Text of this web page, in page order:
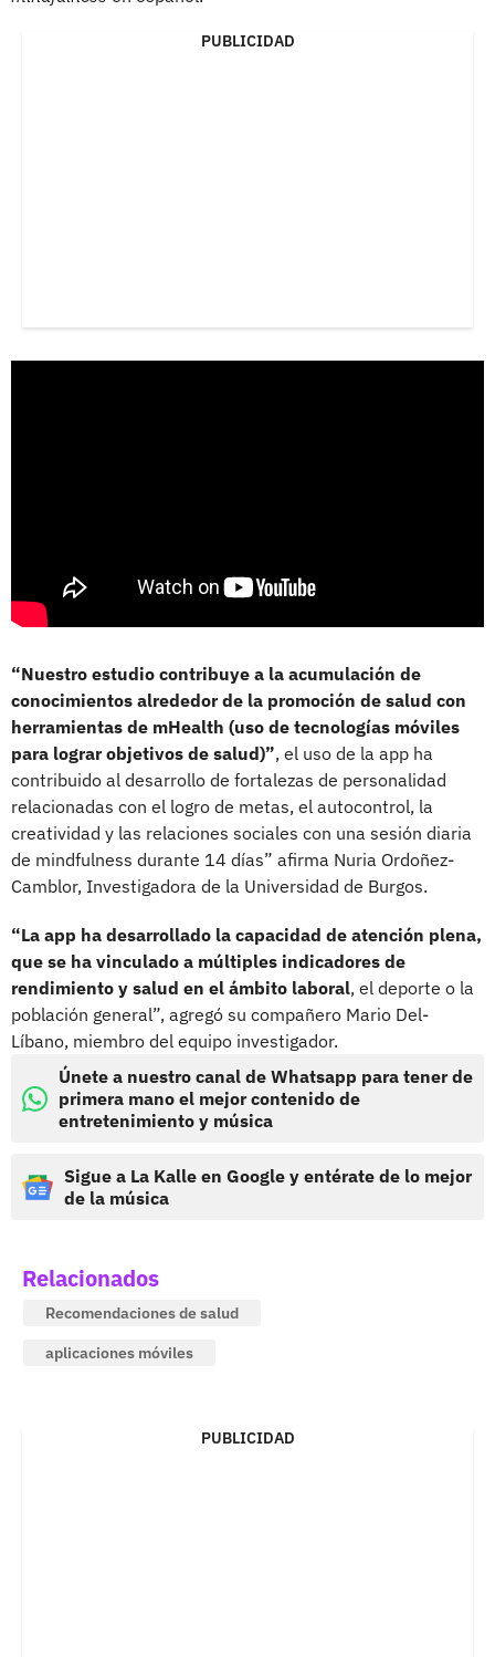
PUBLICIDAD
“Nuestro estudio contribuye a la acumulación de
conocimientos alrededor de la promoción de salud con
herramientas de mHealth (uso de tecnologías móviles
para lograr objetivos de salud)”, el uso de la app ha
contribuido al desarrollo de fortalezas de personalidad
relacionadas con el logro de metas, el autocontrol, la
creatividad y las relaciones sociales con una sesión diaria
de mindfulness durante 14 días” afirma Nuria Ordoñez-
Camblor, Investigadora de la Universidad de Burgos.
“La app ha desarrollado la capacidad de atención plena,
que se ha vinculado a múltiples indicadores de
rendimiento y salud en el ámbito laboral, el deporte o la
población general”, agregó su compañero Mario Del-
Líbano, miembro del equipo investigador.
Únete a nuestro canal de Whatsapp para tener de
primera mano el mejor contenido de
entretenimiento y música
Sigue a La Kalle en Google y entérate de lo mejor
de la música
Relacionados
Recomendaciones de salud
aplicaciones móviles
PUBLICIDAD